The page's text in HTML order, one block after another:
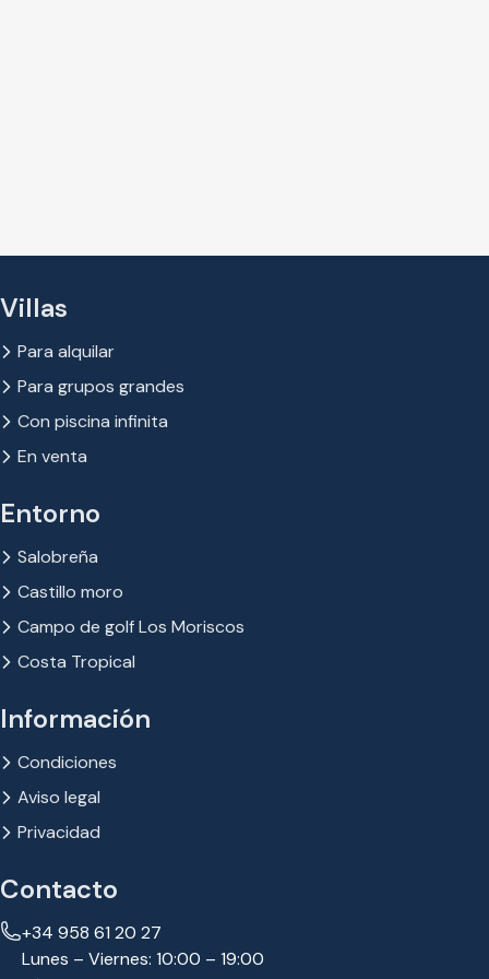
Villas
Para alquilar
Para grupos grandes
Con piscina infinita
En venta
Entorno
Salobreña
Castillo moro
Campo de golf Los Moriscos
Costa Tropical
Información
Condiciones
Aviso legal
Privacidad
Contacto
+34 958 61 20 27
Lunes – Viernes: 10:00 – 19:00